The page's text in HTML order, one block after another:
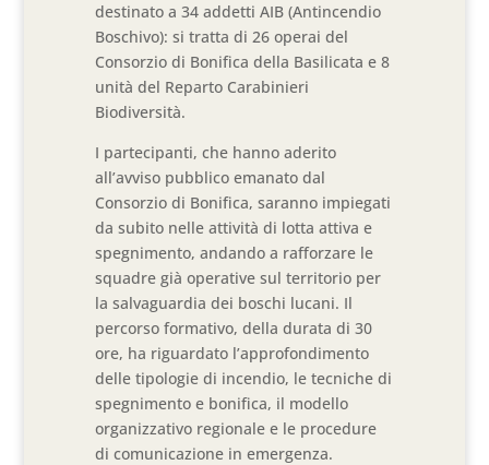
destinato a 34 addetti AIB (Antincendio
Boschivo): si tratta di 26 operai del
Consorzio di Bonifica della Basilicata e 8
unità del Reparto Carabinieri
Biodiversità.
I partecipanti, che hanno aderito
all’avviso pubblico emanato dal
Consorzio di Bonifica, saranno impiegati
da subito nelle attività di lotta attiva e
spegnimento, andando a rafforzare le
squadre già operative sul territorio per
la salvaguardia dei boschi lucani. Il
percorso formativo, della durata di 30
ore, ha riguardato l’approfondimento
delle tipologie di incendio, le tecniche di
spegnimento e bonifica, il modello
organizzativo regionale e le procedure
di comunicazione in emergenza.